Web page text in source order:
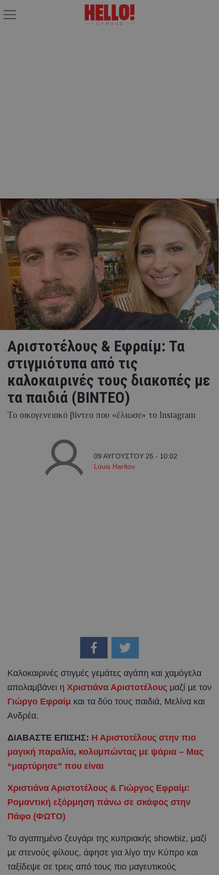
Αριστοτέλους & Εφραίμ: Τα
στιγμιότυπα από τις
καλοκαιρινές τους διακοπές με
τα παιδιά (ΒΙΝΤΕΟ)
Το οικογενειακό βίντεο που «έλιωσε» το Instagram
09 ΑΥΓΟΥΣΤΟΥ 25 - 10:02
Louis Haritou
Καλοκαιρινές στιγμές γεμάτες αγάπη και χαμόγελα
απολαμβάνει η Χριστιάνα Αριστοτέλους μαζί με τον
Γιώργο Εφραίμ και τα δύο τους παιδιά, Μελίνα και
Ανδρέα.
ΔΙΑΒΑΣΤΕ ΕΠΙΣΗΣ: Η Αριστοτέλους στην πιο
μαγική παραλία, κολυμπώντας με ψάρια – Μας
“μαρτύρησε” που είναι
Χριστιάνα Αριστοτέλους & Γιώργος Εφραίμ:
Ρομαντική εξόρμηση πάνω σε σκάφος στην
Πάφο (ΦΩΤΟ)
Το αγαπημένο ζευγάρι της κυπριακής showbiz, μαζί
με στενούς φίλους, άφησε για λίγο την Κύπρο και
ταξίδεψε σε τρεις από τους πιο μαγευτικούς